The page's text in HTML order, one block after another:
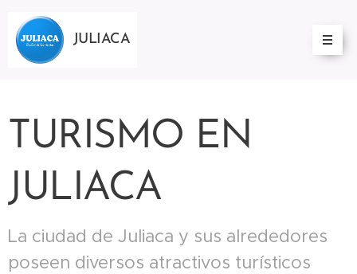
JULIACA
TURISMO EN
JULIACA
La ciudad de Juliaca y sus alrededores
poseen diversos atractivos turísticos